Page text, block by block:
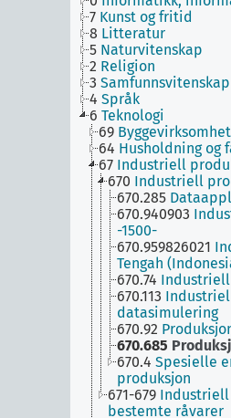
7 Kunst og fritid
8 Litteratur
5 Naturvitenskap
2 Religion
3 Samfunnsvitenskap
4 Språk
6 Teknologi
69 Byggevirksomhet
64 Husholdning og
67 Industriell
670 Industriell
670.285
670.940903
-1500-
670.959826021
Tengah
670.74
670.113
datasimulering
670.92
670.685
670.4 Spesielle
produksjon
671-679
bestemte råvarer